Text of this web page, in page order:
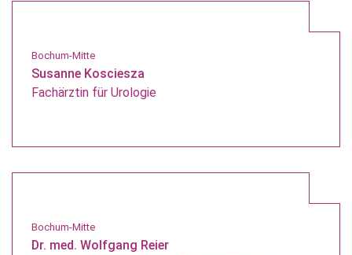
Bochum-Mitte
Susanne Kosciesza
Fachärztin für Urologie
Bochum-Mitte
Dr. med. Wolfgang Reier